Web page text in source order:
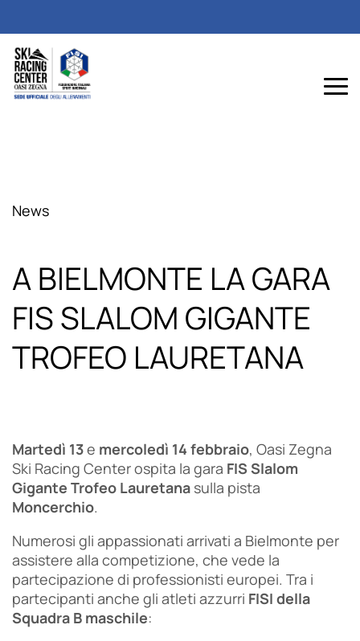
News
A BIELMONTE LA GARA
FIS SLALOM GIGANTE
TROFEO LAURETANA
Martedì 13e mercoledì 14 febbraio, Oasi Zegna
Ski Racing Center ospita la gara FIS Slalom
Gigante Trofeo Lauretana sulla pista
Moncerchio.
Numerosi gli appassionati arrivati a Bielmonte per
assistere alla competizione, che vede la
partecipazione di professionisti europei. Tra i
partecipanti anche gli atleti azzurri FISI della
Squadra B maschile: